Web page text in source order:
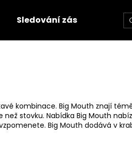
Sledování zásilek
kombinace. Big Mouth znají
stovku. Nabídka Big Mouth
Big Mouth dodává v